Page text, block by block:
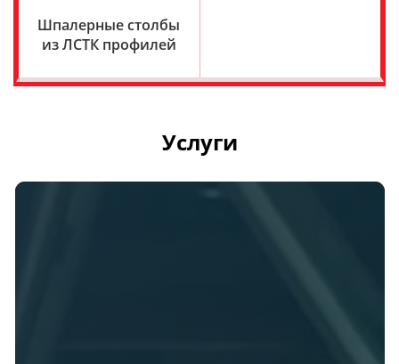
Шпалерные столбы
из ЛСТК профилей
Услуги